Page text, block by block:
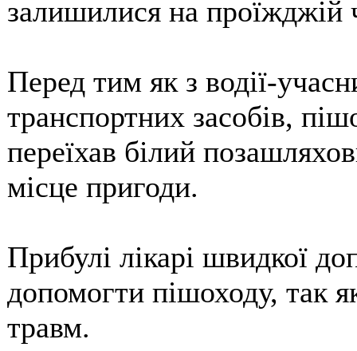
залишилися на проїжджій
Перед тим як з водії-
транспортних засобів,
переїхав білий
місце пригоди.
Прибулі лікарі швидкої
допомогти пішоходу, так
травм.